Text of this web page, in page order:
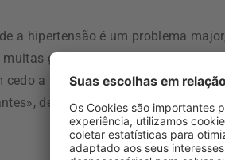
a hipertensão é um problema
grávidas continuam a fumar
a programação da doença
defende Henrique Barros,